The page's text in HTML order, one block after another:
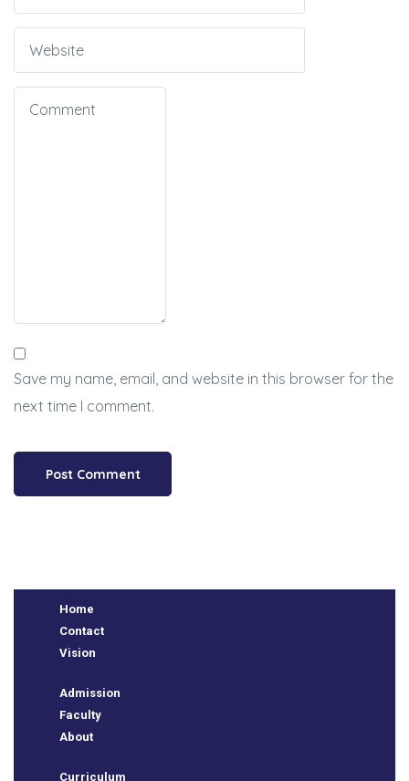
Save my name, email, and website in this browser for the
next time I comment.
Home
Contact
Vision
Admission
Faculty
About
Curriculum